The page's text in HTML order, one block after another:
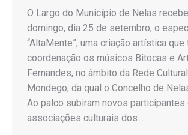
O Largo do Município de Nelas
domingo, dia 25 de setembro, o
“AltaMente”, uma criação artística
coordenação os músicos Bitocas e
Fernandes, no âmbito da Rede
Mondego, da qual o Concelho de
Ao palco subiram novos participantes
associações culturais dos…